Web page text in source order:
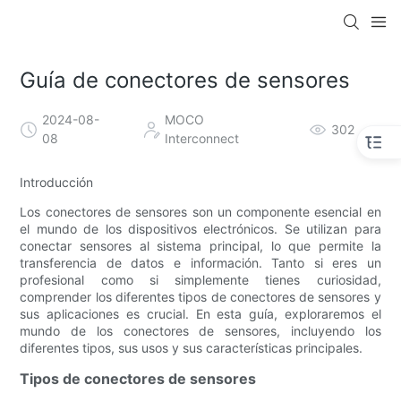
Guía de conectores de sensores
2024-08-
08
MOCO
Interconnect
302
Introducción
Los conectores de sensores son un componente esencial en
el mundo de los dispositivos electrónicos. Se utilizan para
conectar sensores al sistema principal, lo que permite la
transferencia de datos e información. Tanto si eres un
profesional como si simplemente tienes curiosidad,
comprender los diferentes tipos de conectores de sensores y
sus aplicaciones es crucial. En esta guía, exploraremos el
mundo de los conectores de sensores, incluyendo los
diferentes tipos, sus usos y sus características principales.
Tipos de conectores de sensores